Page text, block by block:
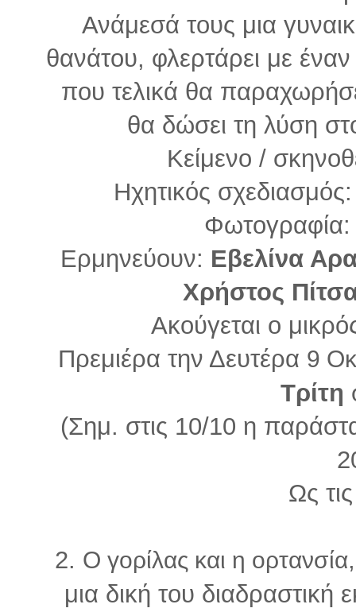
Ανάμεσά τους μια
θανάτου, φλερτάρει με
που τελικά θα
θα δώσει τη λύση
Κείμενο /
Ηχητικός
Ερμηνεύουν: Εβελίνα
Χρήστος
Ακούγεται ο
Πρεμιέρα την Δευτέρα 9
Τρίτη
(Σημ. στις 10/10 η
Ως
2. Ο γορίλας και η ορτανσία
μια δική του διαδραστική